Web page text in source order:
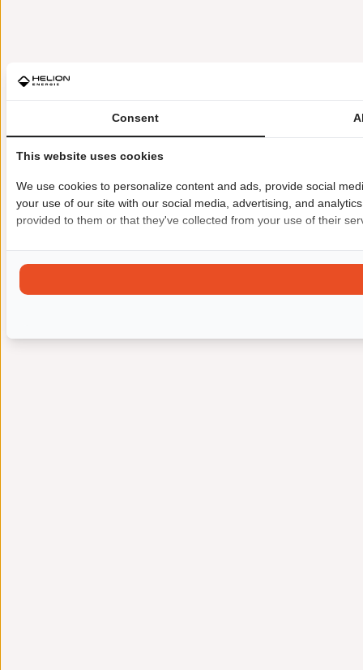
Consent
This website uses cookies
We use cookies to personalize content and ads, provide social
your use of our site with our social media, advertising, and
provided to them or that they've collected from your use of their